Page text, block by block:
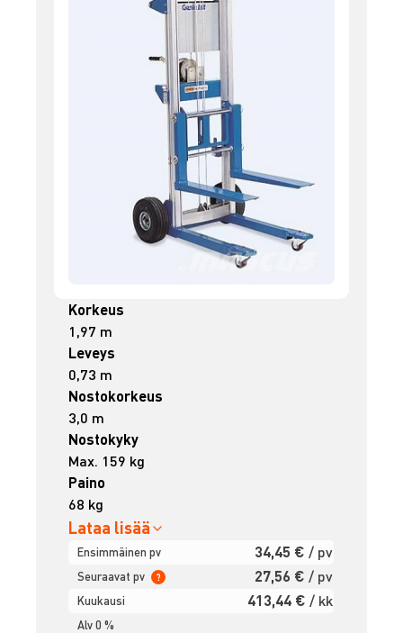
Korkeus
1,97 m
Leveys
0,73 m
Nostokorkeus
3,0 m
Nostokyky
Max. 159 kg
Paino
68 kg
Lataa lisää
Ensimmäinen pv 34,45 € / pv
Seuraavat pv ? 27,56 € / pv
Kuukausi 413,44 € / kk
Alv 0 %